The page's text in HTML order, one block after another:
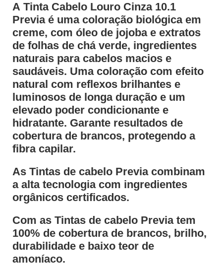
A Tinta Cabelo Louro Cinza 10.1
Previa é uma coloração biológica em
creme, com óleo de jojoba e extratos
de folhas de chá verde, ingredientes
naturais para cabelos macios e
saudáveis. Uma coloração com efeito
natural com reflexos brilhantes e
luminosos de longa duração e um
elevado poder condicionante e
hidratante. Garante resultados de
cobertura de brancos, protegendo a
fibra capilar.
As Tintas de cabelo Previa combinam
a alta tecnologia com ingredientes
orgânicos certificados.
Com as Tintas de cabelo Previa tem
100% de cobertura de brancos, brilho,
durabilidade e baixo teor de
amoníaco.